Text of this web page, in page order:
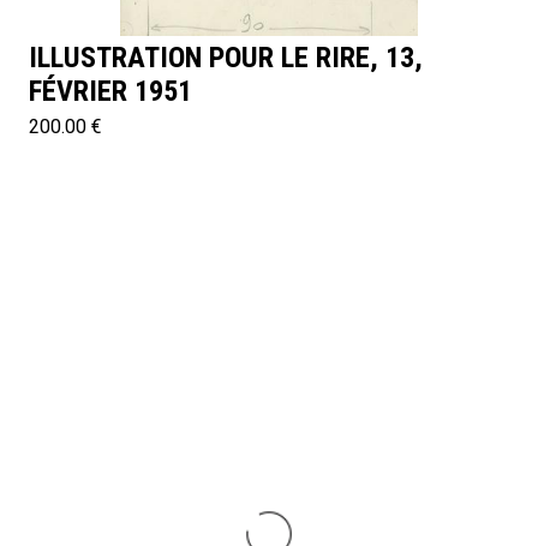
ILLUSTRATION POUR LE RIRE, 13,
FÉVRIER 1951
200.00 €